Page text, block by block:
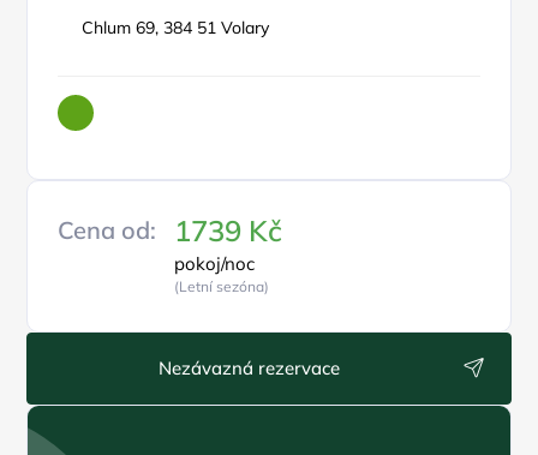
Chlum 69, 384 51 Volary
Cena od: 1739 Kč
pokoj/noc
(Letní sezóna)
Nezávazná rezervace